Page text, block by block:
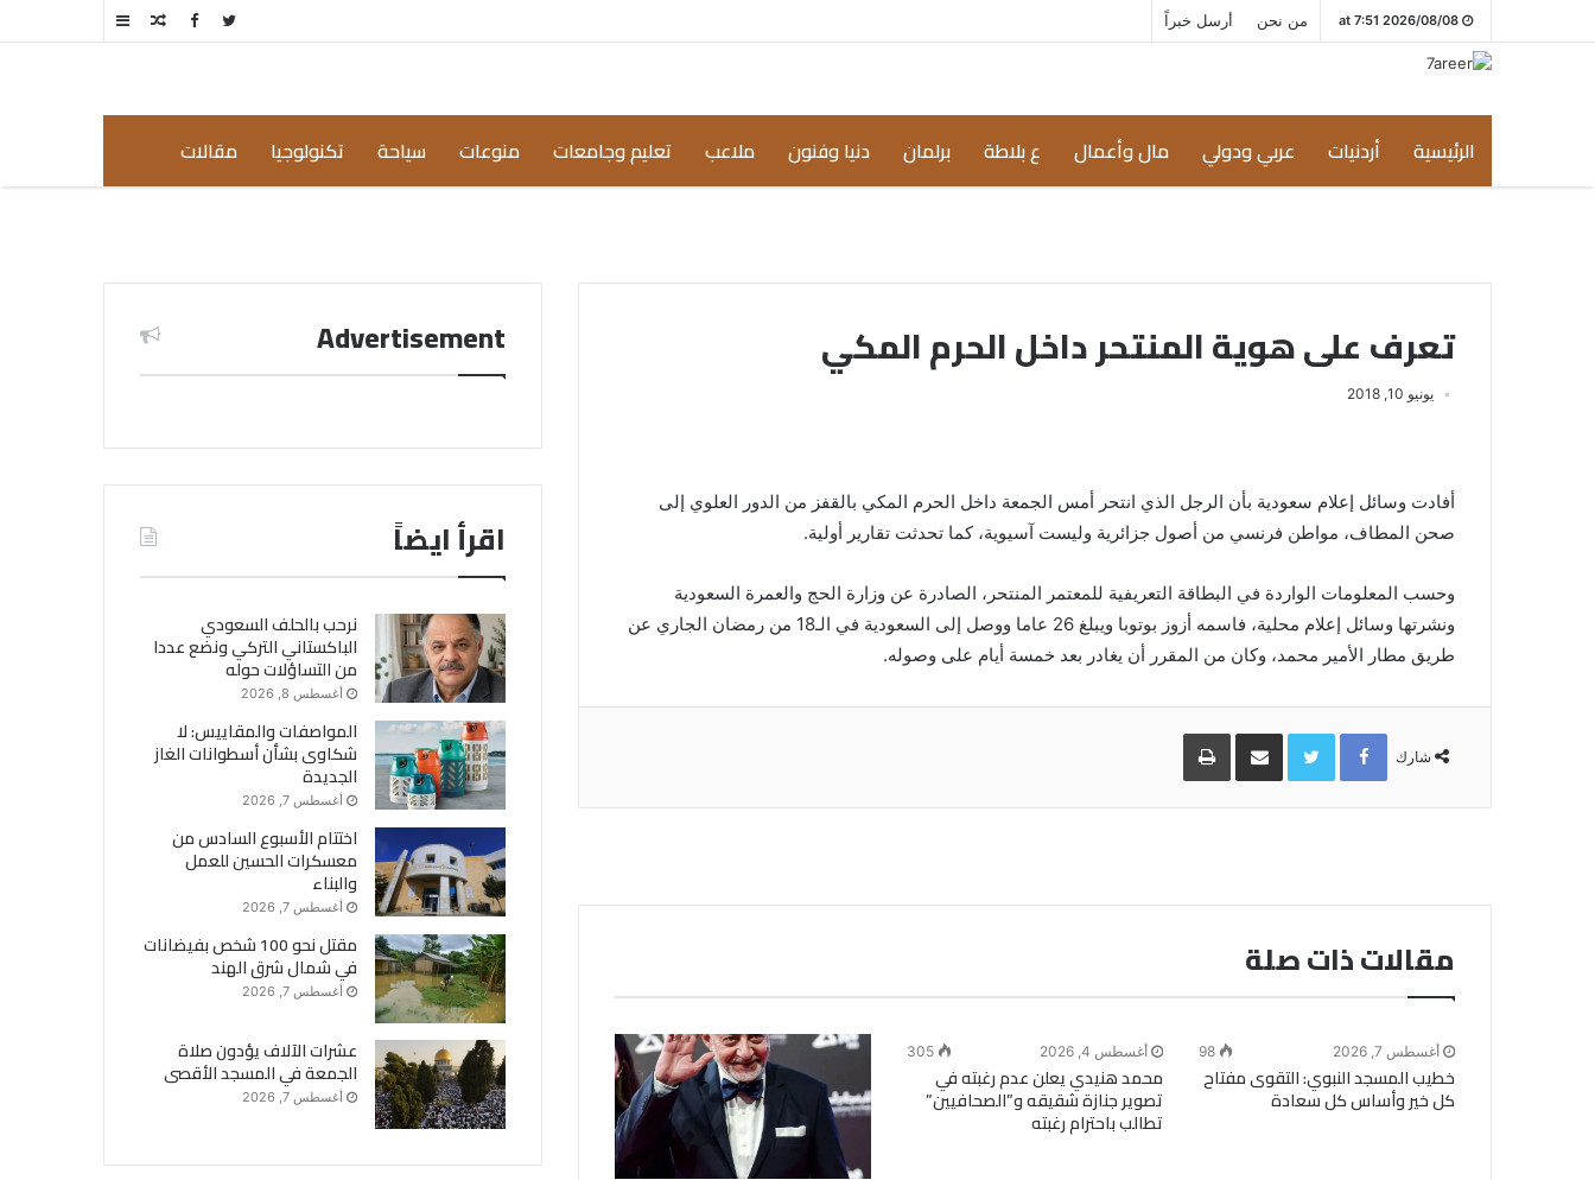
2026/08/08 at 7:51 من نحن أرسل خبراً إضافةمقال
الرئيسية أردنيات عربي ودولي مال وأعمال ع بلاطة برلمان دنيا وفنون ملاعب تعليم وجامعات منوعات سياحة تكنولوجيا مقالات
تعرف على هوية المنتحر داخل الحرم المكي
يونيو 10, 2018
أفادت وسائل إعلام سعودية بأن الرجل الذي انتحر أمس الجمعة داخل الحرم المكي بالقفز من الدور العلوي إلى
صحن المطاف، مواطن فرنسي من أصول جزائرية وليست آسيوية، كما تحدثت تقارير أولية.
وحسب المعلومات الواردة في البطاقة التعريفية للمعتمر المنتحر، الصادرة عن وزارة الحج والعمرة السعودية
ونشرتها وسائل إعلام محلية، فاسمه أزوز بوتوبا ويبلغ 26 عاما ووصل إلى السعودية في الـ18 من رمضان الجاري عن
طريق مطار الأمير محمد، وكان من المقرر أن يغادر بعد خمسة أيام على وصوله.
شارك
Facebook
Twitterمشاركة
البريد
طباعة
مقالات ذات صلة
أغسطس 7, 2026 98
خطيب المسجد النبوي: التقوى مفتاح
كل خير وأساس كل سعادة
أغسطس 4, 2026 305
محمد هنيدي يعلن عدم رغبته في
تصوير جنازة شقيقه و”الصحافيين”
تطالب باحترام رغبته
Advertisement
اقرأ ايضاً
نرحب بالحلف السعودي
الباكستاني التركي ونضع عددا
من التساؤلات حوله
أغسطس 8, 2026
المواصفات والمقاييس: لا
شكاوى بشأن أسطوانات الغاز
الجديدة
أغسطس 7, 2026
اختتام الأسبوع السادس من
معسكرات الحسين للعمل
والبناء
أغسطس 7, 2026
مقتل نحو 100 شخص بفيضانات
في شمال شرق الهند
أغسطس 7, 2026
عشرات الآلاف يؤدون صلاة
الجمعة في المسجد الأقصى
أغسطس 7, 2026